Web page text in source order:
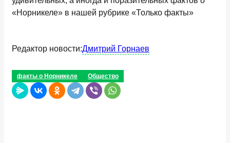
«Норникеле» в нашей рубрике «Только факты»
Редактор новости:Дмитрий Горнаев
факты о Норникеле Общество